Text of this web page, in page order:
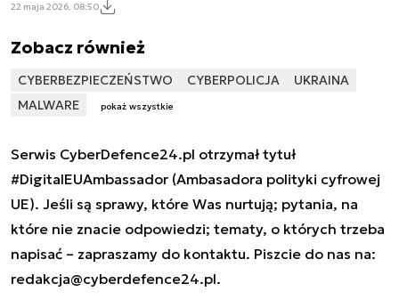
22 maja 2026, 08:50
Zobacz również
CYBERBEZPIECZEŃSTWO CYBERPOLICJA
UKRAINA
MALWARE
pokaż wszystkie
Serwis CyberDefence24.pl otrzymał tytuł
#DigitalEUAmbassador (Ambasadora polityki cyfrowej
UE). Jeśli są sprawy, które Was nurtują; pytania, na
które nie znacie odpowiedzi; tematy, o których trzeba
napisać – zapraszamy do kontaktu. Piszcie do nas na:
redakcja@cyberdefence24.pl.